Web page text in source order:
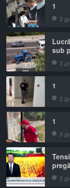
1
3
sub
3
1
3
1
3
3